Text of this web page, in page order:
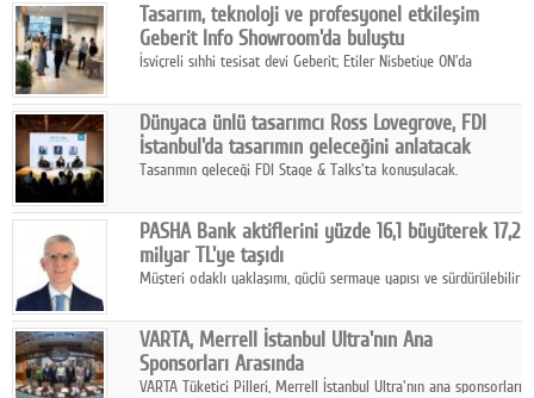
Google Plus
© 2026 TÜM HAKLARI SAKLIDIR
Tasarım, teknoloji ve profesyonel etkileşim
Geberit Info Showroom'da buluştu
İsviçreli sıhhi tesisat devi Geberit; Etiler Nisbetiye ON'da
ortaklığıyla özel bir davete ev sahipliği yaptı.
Dünyaca ünlü tasarımcı Ross Lovegrove, FDI
İstanbul'da tasarımın geleceğini anlatacak
Tasarımın geleceği FDI Stage & Talks'ta konuşulacak.
PASHA Bank aktiflerini yüzde 16,1 büyüterek 17,2
milyar TL'ye taşıdı
Müşteri odaklı yaklaşımı, güçlü sermaye yapısı ve sürdürülebilir
yılının ilk yarısında güçlü finansal performansını korudu.
VARTA, Merrell İstanbul Ultra'nın Ana
Sponsorları Arasında
VARTA Tüketici Pilleri, Merrell İstanbul Ultra'nın ana sponsorları